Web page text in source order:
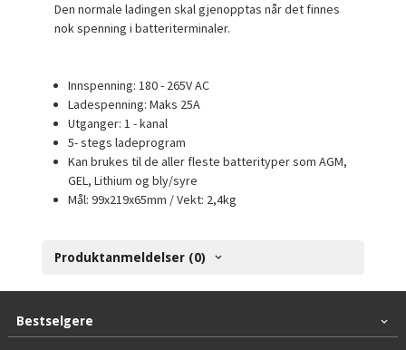
Den normale ladingen skal gjenopptas når det finnes
nok spenning i batteriterminaler.
Innspenning: 180 - 265V AC
Ladespenning: Maks 25A
Utganger: 1 - kanal
5- stegs ladeprogram
Kan brukes til de aller fleste batterityper som AGM,
GEL, Lithium og bly/syre
Mål: 99x219x65mm / Vekt: 2,4kg
Produktanmeldelser (0)
Bestselgere